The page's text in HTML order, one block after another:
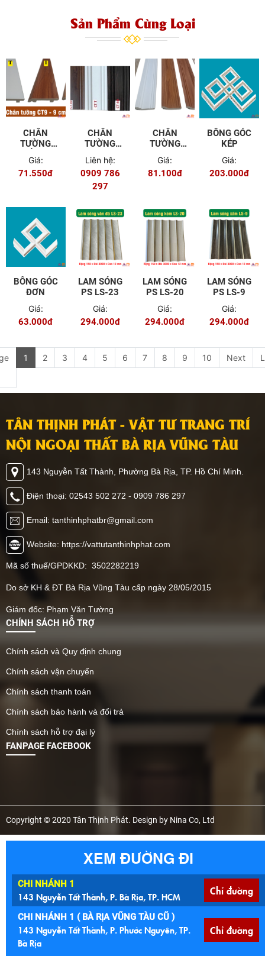
Sản Phẩm Cùng Loại
CHÂN
TƯỜNG
CM
Giá:
71.550đ
CHÂN
TƯỜNG
CM
Liên hệ:
0909 786
297
CHÂN
TƯỜNG
CM
Giá:
81.100đ
BÔNG GÓC
KÉP
Giá:
203.000đ
BÔNG GÓC
ĐƠN
Giá:
63.000đ
LAM SÓNG
PS LS-23
Giá:
294.000đ
LAM SÓNG
PS LS-20
Giá:
294.000đ
LAM SÓNG
PS LS-9
Giá:
294.000đ
1 2 3 4 5 6 7 8 9 10 Next
TÂN THỊNH PHÁT - VẬT TƯ TRANG TRÍ
NỘI NGOẠI THẤT BÀ RỊA VŨNG TÀU
143 Nguyễn Tất Thành, Phường Bà Rịa, TP. Hồ Chí Minh.
Điện thoại: 02543 502 272 - 0909 786 297
Email: tanthinhphatbr@gmail.com
Website: https://vattutanthinhphat.com
Mã số thuế/GPDKKD: 3502282219
Do sở KH & ĐT Bà Rịa Vũng Tàu cấp ngày 28/05/2015
Giám đốc: Phạm Văn Tường
CHÍNH SÁCH HỖ TRỢ
Chính sách và Quy định chung
Chính sách vận chuyển
Chính sách thanh toán
Chính sách bảo hành và đổi trả
Chính sách hỗ trợ đại lý
FANPAGE FACEBOOK
Copyright © 2020 Tân Thịnh Phát. Design by Nina Co, Ltd
XEM ĐƯỜNG ĐI
CHI NHÁNH 1
143 Nguyễn Tất Thành, P. Bà Rịa, TP. HCM Chỉ đường
CHI NHÁNH 1 ( BÀ RỊA VŨNG TÀU CŨ )
143 Nguyễn Tất Thành, P. Phước Nguyên, TP.
Bà Rịa
Chỉ đường